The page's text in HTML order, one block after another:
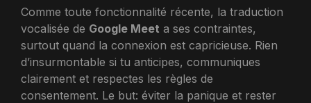
Comme toute fonctionnalité récente, la traduction
vocalisée de Google Meet a ses contraintes,
surtout quand la connexion est capricieuse. Rien
d’insurmontable si tu anticipes, communiques
clairement et respectes les règles de
consentement. Le but: éviter la panique et rester